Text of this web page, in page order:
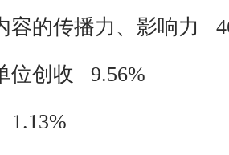
的传播力、影响力
创收 9.56%
1.13%